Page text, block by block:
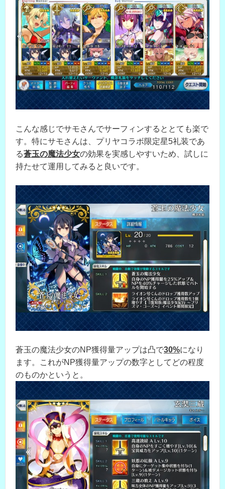
こんな感じでサモさんでサーフィンするととても楽で
す。特にサモさんは、プリヤコラボ限定星5礼装であ
る蒼玉の魔法少女の効果を実感しやすいため、試しに
持たせて運用してみると良いです。
蒼玉の魔法少女のNP獲得量アップは凸で30%になり
ます。これがNP獲得量アップの数字としてどの程度
のものかというと。